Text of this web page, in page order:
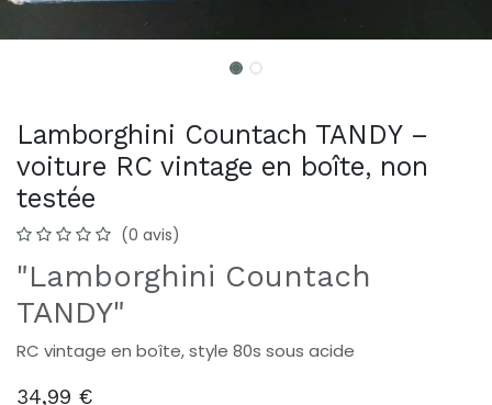
Lamborghini Countach TANDY –
voiture RC vintage en boîte, non
testée
(0 avis)
"Lamborghini Countach
TANDY"
RC vintage en boîte, style 80s sous acide
34,99 €